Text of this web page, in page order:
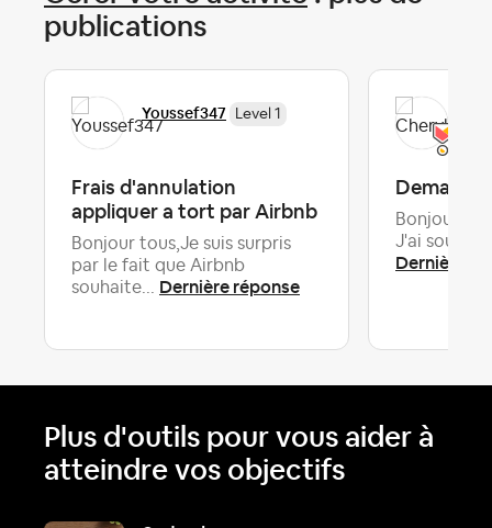
publications
Youssef347 Level 1
Frais d'annulation
appliquer a tort par Airbnb
Bonjour tous,Je suis surpris
par le fait que Airbnb
souhaite... Dernière réponse
Bonjour,
J'ai
Dernière
Plus d'outils pour vous aider à
atteindre vos objectifs